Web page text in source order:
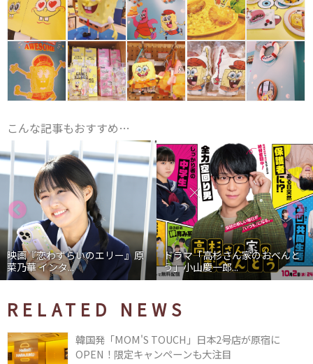
こんな記事もおすすめ…
映画『恋わずらいのエリー』原
菜乃華 インタ...
ドラマ「高杉さん家のおべんと
う」小山慶一郎...
RELATED NEWS
韓国発「MOM'S TOUCH」日本2号店が原宿に
OPEN！限定キャンペーンも大注目